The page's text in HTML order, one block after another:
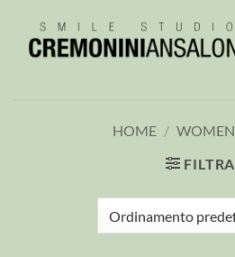
contenuti
HOME / WOMEN
FILTRA